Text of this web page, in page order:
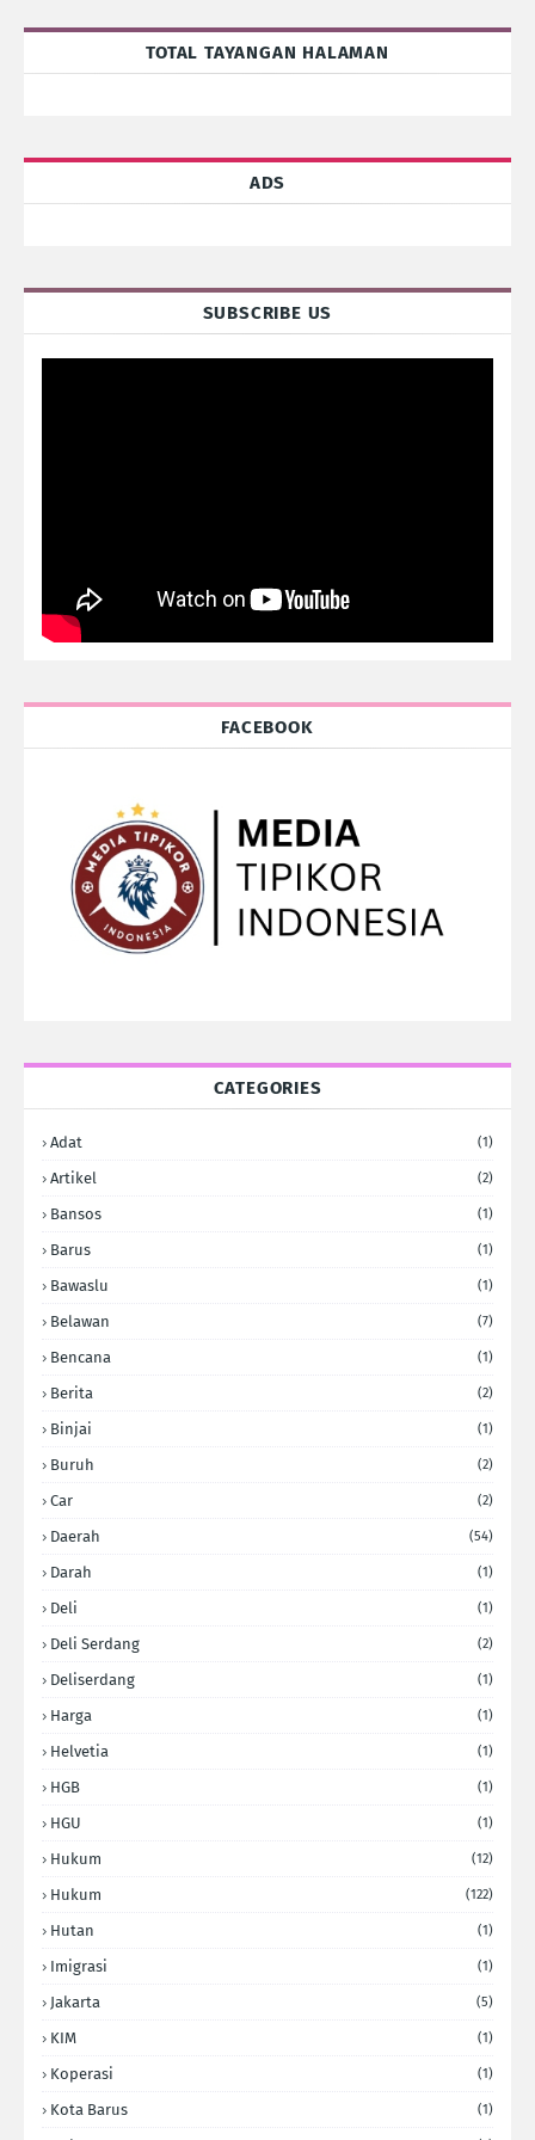
TOTAL TAYANGAN HALAMAN
ADS
SUBSCRIBE US
FACEBOOK
CATEGORIES
Adat (1)
Artikel (2)
Bansos (1)
Barus (1)
Bawaslu (1)
Belawan (7)
Bencana (1)
Berita (2)
Binjai (1)
Buruh (2)
Car (2)
Daerah (54)
Darah (1)
Deli (1)
Deli Serdang (2)
Deliserdang (1)
Harga (1)
Helvetia (1)
HGB (1)
HGU (1)
Hukum (12)
Hukum (122)
Hutan (1)
Imigrasi (1)
Jakarta (5)
KIM (1)
Koperasi (1)
Kota Barus (1)